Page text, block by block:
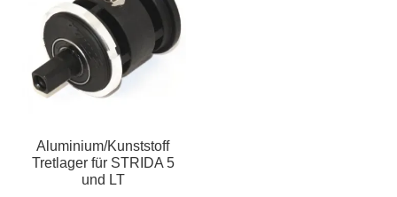
Aluminium/Kunststoff
Tretlager für STRIDA 5
und LT